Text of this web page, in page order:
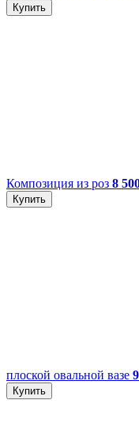
Купить
Композиция из роз 8
Купить
плоской овальной вазе
Купить